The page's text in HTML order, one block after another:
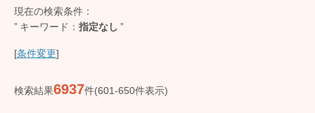
現在の検索条件：
キーワード
指定なし
[条件変更]
検索結果6937件(601-650件表示)